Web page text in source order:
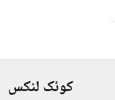
کوئک لنکس